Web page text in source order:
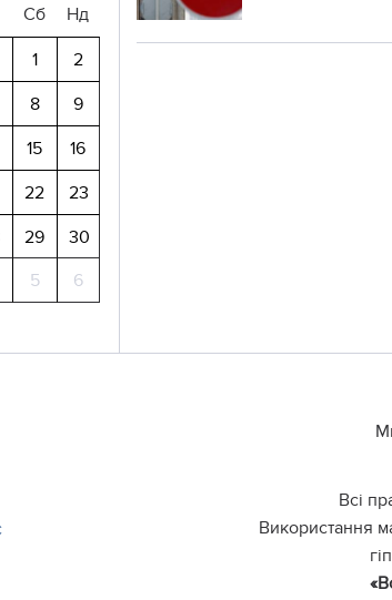
Сб Нд
1
2
8
9
15
16
22
23
29
30
5 6
Всі
Використання